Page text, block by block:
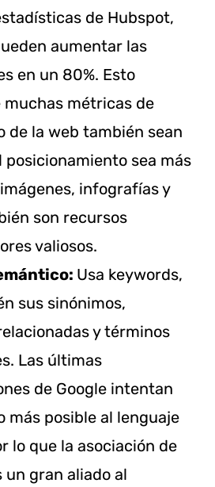
de Hubspot,
aumentar las
en un 80%. Esto
muchas métricas de
de la web también sean
posicionamiento sea más
infografías y
son recursos
valiosos.
Usa keywords,
sus sinónimos,
y términos
Las últimas
de Google intentan
más posible al lenguaje
lo que la asociación de
un gran aliado al